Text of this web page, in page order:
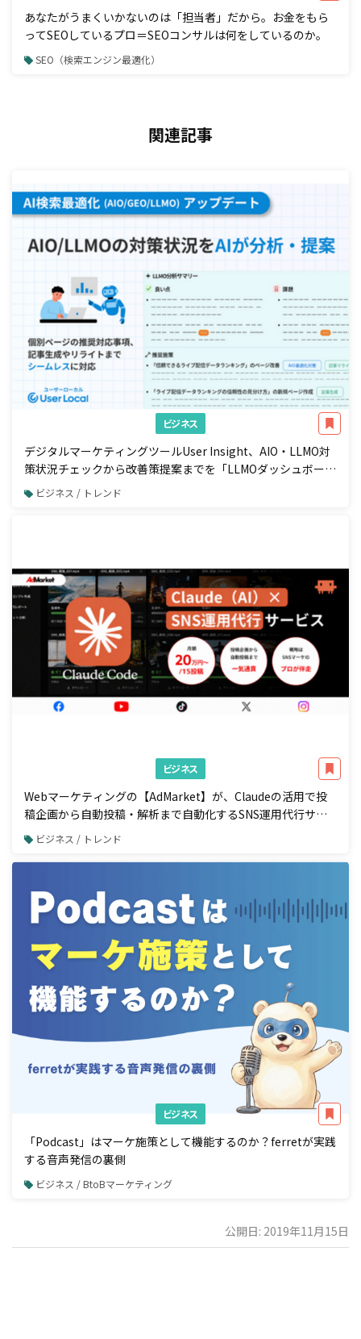
あなたがうまくいかないのは「担当者」だから。お金をもら
ってSEOしているプロ＝SEOコンサルは何をしているのか。
SEO（検索エンジン最適化）
関連記事
ビジネス
デジタルマーケティングツールUser Insight、AIO・LLMO対
策状況チェックから改善策提案までを「LLMOダッシュボー
ド」で一元管理
ビジネス / トレンド
ビジネス
Webマーケティングの【AdMarket】が、Claudeの活用で投
稿企画から自動投稿・解析まで自動化するSNS運用代行サー
ビスの提供を開始
ビジネス / トレンド
ビジネス
「Podcast」はマーケ施策として機能するのか？ferretが実践
する音声発信の裏側
ビジネス / BtoBマーケティング
公開日: 2019年11月15日